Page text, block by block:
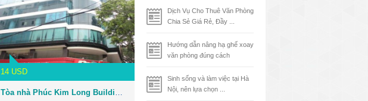
14 USD
Dịch Vụ Cho Thuê Văn Phòng
Chia Sẻ Giá Rẻ, Đầy ...
Hướng dẫn nâng hạ ghế xoay
văn phòng đúng cách
Sinh sống và làm việc tại Hà
Nội, nên lựa chọn ...